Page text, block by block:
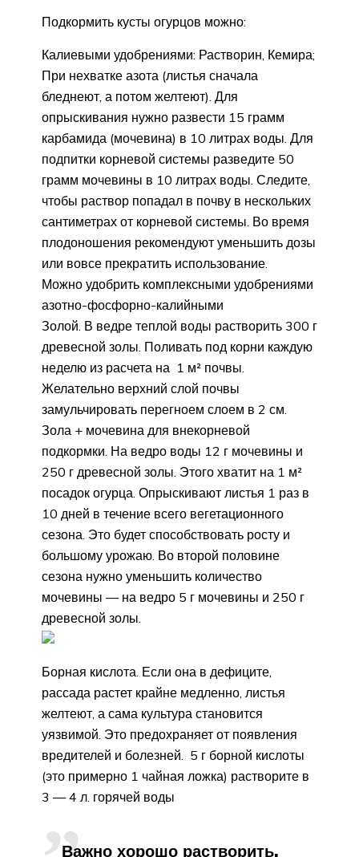
Подкормить кусты огурцов можно:
Калиевыми удобрениями: Растворин, Кемира;
При нехватке азота (листья сначала
бледнеют, а потом желтеют). Для
опрыскивания нужно развести 15 грамм
карбамида (мочевина) в 10 литрах воды. Для
подпитки корневой системы разведите 50
грамм мочевины в 10 литрах воды. Следите,
чтобы раствор попадал в почву в нескольких
сантиметрах от корневой системы. Во время
плодоношения рекомендуют уменьшить дозы
или вовсе прекратить использование.
Можно удобрить комплексными удобрениями
азотно-фосфорно-калийными
Золой. В ведре теплой воды растворить 300 г
древесной золы. Поливать под корни каждую
неделю из расчета на 1 м² почвы.
Желательно верхний слой почвы
замульчировать перегноем слоем в 2 см.
Зола + мочевина для внекорневой
подкормки. На ведро воды 12 г мочевины и
250 г древесной золы. Этого хватит на 1 м²
посадок огурца. Опрыскивают листья 1 раз в
10 дней в течение всего вегетационного
сезона. Это будет способствовать росту и
большому урожаю. Во второй половине
сезона нужно уменьшить количество
мочевины — на ведро 5 г мочевины и 250 г
древесной золы.
Борная кислота. Если она в дефиците,
рассада растет крайне медленно, листья
желтеют, а сама культура становится
уязвимой. Это предохраняет от появления
вредителей и болезней. 5 г борной кислоты
(это примерно 1 чайная ложка) растворите в
3 — 4 л. горячей воды
Важно хорошо растворить,